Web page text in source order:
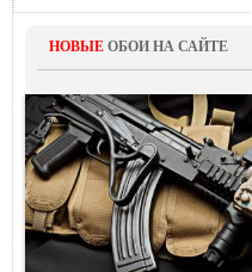
НОВЫЕ ОБОИ НА САЙТЕ